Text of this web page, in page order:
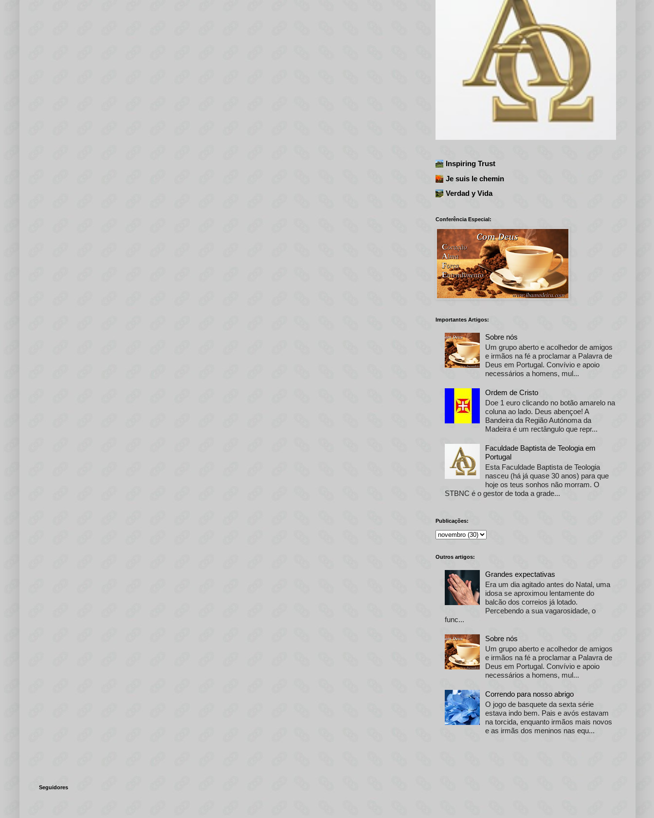
Inspiring Trust
Je suis le chemin
Verdad y Vida
Conferência Especial:
Importantes Artigos:
Sobre nós
Um grupo aberto e acolhedor de amigos
e irmãos na fé a proclamar a Palavra de
Deus em Portugal. Convívio e apoio
necessários a homens, mul...
Ordem de Cristo
Doe 1 euro clicando no botão amarelo na
coluna ao lado. Deus abençoe! A
Bandeira da Região Autónoma da
Madeira é um rectângulo que repr...
Faculdade Baptista de Teologia em
Portugal
Esta Faculdade Baptista de Teologia
nasceu (há já quase 30 anos) para que
hoje os teus sonhos não morram. O
STBNC é o gestor de toda a grade...
Publicações:
Outros artigos:
Grandes expectativas
Era um dia agitado antes do Natal, uma
idosa se aproximou lentamente do
balcão dos correios já lotado.
Percebendo a sua vagarosidade, o
func...
Sobre nós
Um grupo aberto e acolhedor de amigos
e irmãos na fé a proclamar a Palavra de
Deus em Portugal. Convívio e apoio
necessários a homens, mul...
Correndo para nosso abrigo
O jogo de basquete da sexta série
estava indo bem. Pais e avós estavam
na torcida, enquanto irmãos mais novos
e as irmãs dos meninos nas equ...
Seguidores